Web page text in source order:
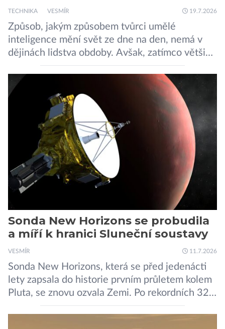
TECHNIKA VESMÍR 19.7.2026
Způsob, jakým způsobem tvůrci umělé
inteligence mění svět ze dne na den, nemá v
dějinách lidstva obdoby. Avšak, zatímco většina
pozornosti se soustředí na chatboty,
generování obrázků nebo automatizaci práce,
bezpečnostní experti upozorňují na mnohem
méně nápadné riziko. Podle některých
odborníků by už během příštích dvou let mohly
pokročilé systémy AI výrazně usnadnit
kybernetické útoky […]
Sonda New Horizons se probudila
a míří k hranici Sluneční soustavy
VESMÍR 11.7.2026
Sonda New Horizons, která se před jedenácti
lety zapsala do historie prvním průletem kolem
Pluta, se znovu ozvala Zemi. Po rekordních 321
dnech v hibernačním režimu se ve vzdálenosti
9,5 miliardy kilometrů od Země probrala a